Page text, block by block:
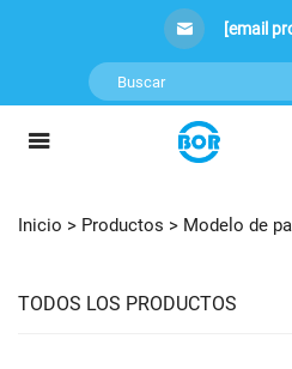
[email
Inicio > Productos > Modelo de
TODOS LOS PRODUCTOS